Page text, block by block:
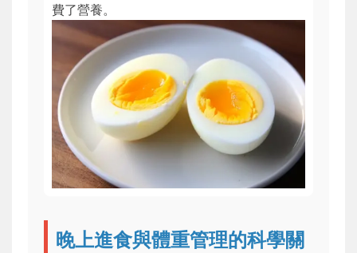
費了營養。
晚上進食與體重管理的科學關